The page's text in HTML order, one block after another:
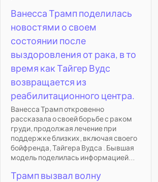
Ванесса Трамп поделилась
новостями о своем
состоянии после
выздоровления от рака, в то
время как Тайгер Вудс
возвращается из
реабилитационного центра.
Ванесса Трамп откровенно
рассказала о своей борьбе с раком
груди, продолжая лечение при
поддержке близких, включая своего
бойфренда, Тайгера Вудса . Бывшая
модель поделилась информацией...
Трамп вызвал волну